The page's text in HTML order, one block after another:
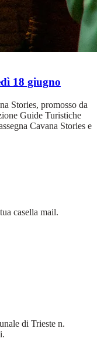
18 giugno
Stories, promosso da
Guide Turistiche
Cavana Stories e
casella mail.
di Trieste n.